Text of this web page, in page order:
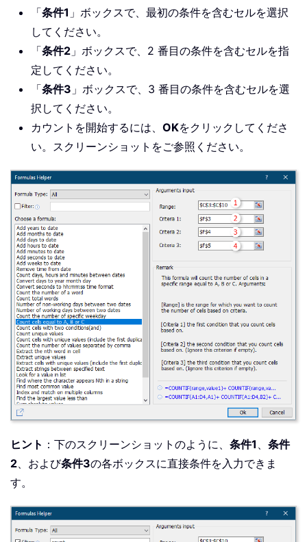
「条件1 」ボックスで、最初の条件を含むセルを選択
してください。
「条件2 」ボックスで、2 番目の条件を含むセルを指
定してください。
「条件3 」ボックスで、3 番目の条件を含むセルを選
択してください。
カウントを開始するには、 OKをクリックしてくださ
い。スクリーンショットをご参照ください。
ヒント ：下のスクリーンショットのように、 条件1
条件
2 、および条件3の各ボックスに直接条件を入力できま
す。